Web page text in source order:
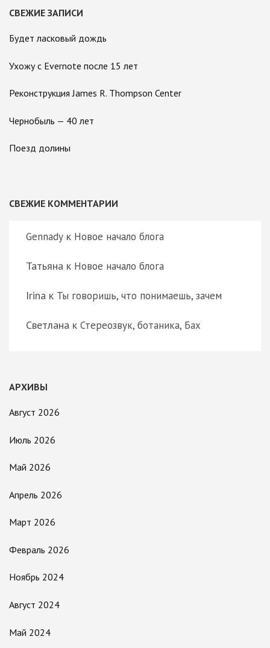
СВЕЖИЕ ЗАПИСИ
Будет ласковый дождь
Ухожу с Evernote после 15 лет
Реконструкция James R. Thompson Center
Чернобыль — 40 лет
Поезд долины
СВЕЖИЕ КОММЕНТАРИИ
Gennady к Новое начало блога
Татьяна к Новое начало блога
Irina к Ты говоришь, что понимаешь, зачем
Светлана к Стереозвук, ботаника, Бах
АРХИВЫ
Август 2026
Июль 2026
Май 2026
Апрель 2026
Март 2026
Февраль 2026
Ноябрь 2024
Август 2024
Май 2024